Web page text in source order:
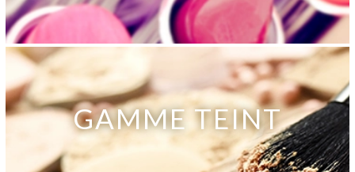
GAMME TEINT